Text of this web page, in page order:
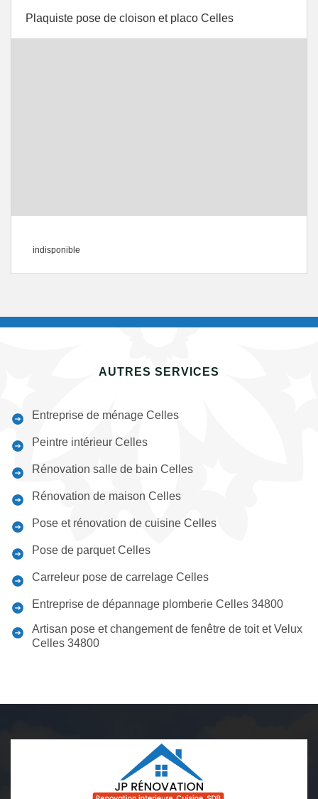
Plaquiste pose de cloison et placo Celles
indisponible
AUTRES SERVICES
Entreprise de ménage Celles
Peintre intérieur Celles
Rénovation salle de bain Celles
Rénovation de maison Celles
Pose et rénovation de cuisine Celles
Pose de parquet Celles
Carreleur pose de carrelage Celles
Entreprise de dépannage plomberie Celles 34800
Artisan pose et changement de fenêtre de toit et Velux
Celles 34800